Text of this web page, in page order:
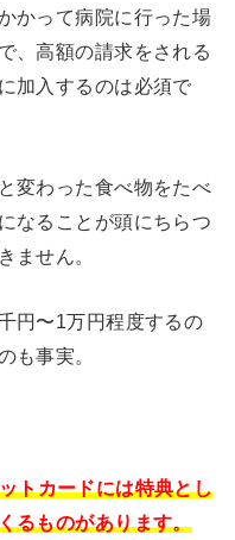
かって病院に行った場
、高額の請求をされる
加入するのは必須で
変わった食べ物をたべ
なることが頭にちらつ
ません。
円〜1万円程度するの
も事実。
トカードには特典とし
るものがあります。